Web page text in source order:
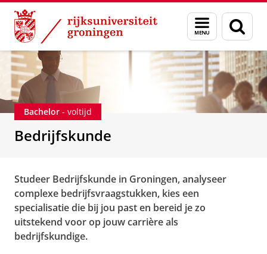
Skip
Content
Skip
Navigation
Menu
en
zoeken
Onderwijs Bacheloropleidingen Bedrijfskunde
Bachelor - voltijd
Bedrijfskunde
Studeer Bedrijfskunde in Groningen, analyseer
complexe bedrijfsvraagstukken, kies een
specialisatie die bij jou past en bereid je zo
uitstekend voor op jouw carrière als
bedrijfskundige.